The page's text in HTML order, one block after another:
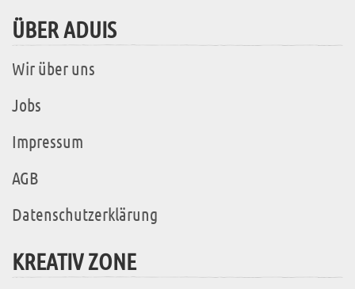
ÜBER ADUIS
Wir über uns
Jobs
Impressum
AGB
Datenschutzerklärung
KREATIV ZONE